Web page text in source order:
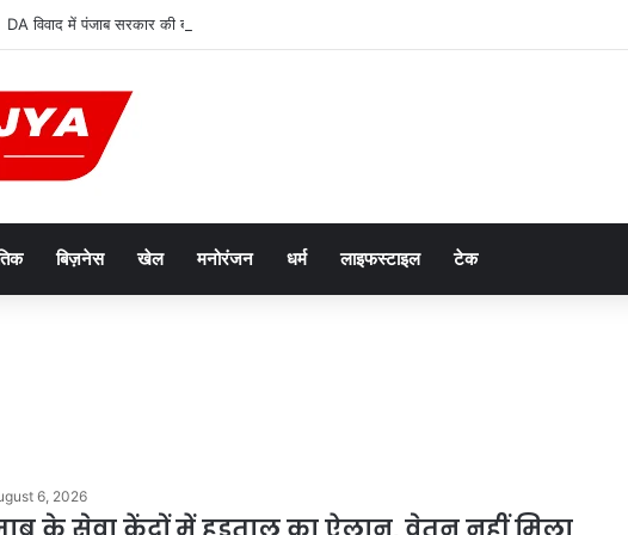
DA विवाद में पंजाब सरकार की बढ़ीं मुश्किलें, कर्मचारियों ने सुप्रीम कोर्ट में दायर की कैविएट
बिज़नेस खेल मनोरंजन धर्म लाइफस्टाइल टेक
6, 2026